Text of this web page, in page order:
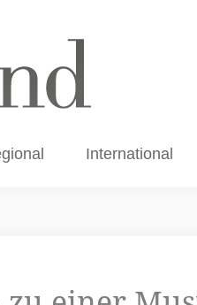
International